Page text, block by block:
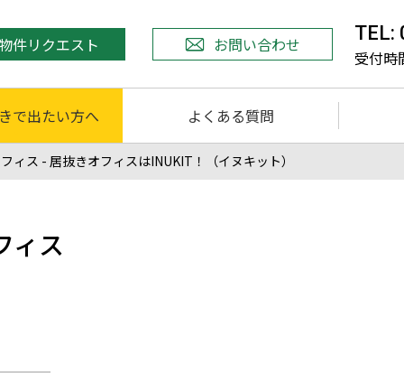
件リクエスト お問い合わせ TEL:
受付時
で出たい方へ よくある質問
ス - 居抜きオフィスはINUKIT！（イヌキット）
ィス